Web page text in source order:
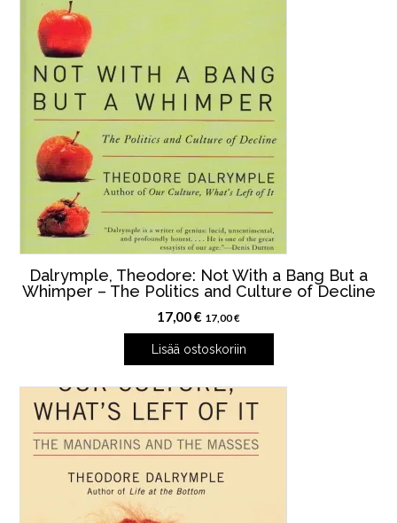
Dalrymple, Theodore: Not With a Bang But a
Whimper – The Politics and Culture of Decline
17,00€ 17,00€
Lisää ostoskoriin